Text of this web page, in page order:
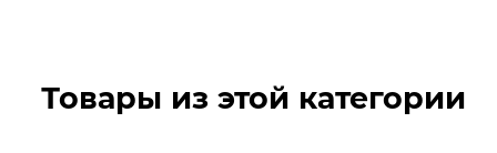
Товары из этой категории